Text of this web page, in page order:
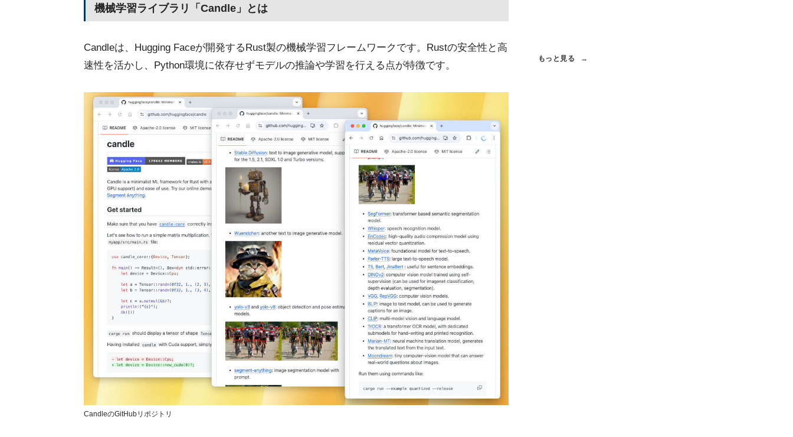
機械学習ライブラリ「Candle」とは
Candleは、Hugging Faceが開発するRust製の機械学習フレームワークです。Rustの安全性と高
速性を活かし、Python環境に依存せずモデルの推論や学習を行える点が特徴です。
CandleのGitHubリポジトリ
もっと見る